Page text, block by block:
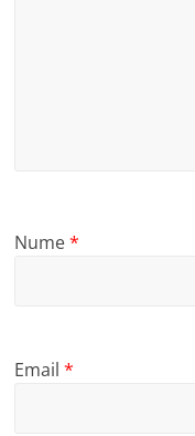
Nume*
Email*